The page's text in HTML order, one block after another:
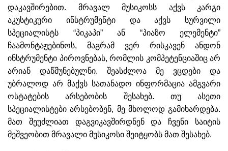
დაკავშირებით. მრავალ მუსიკოსს აქვს კარგი
აკუსტიკური ინსტრუმენტი და აქვს სურვილი
სპეციალისტს “პიკაპი” ან “პიაზო ელემენტი”
ჩაამონტაჟებინოს, მაგრამ ვერ რისკავენ ანდონ
ინსტრუმენტი პიროვნებას, რომლის კომპეტენციაშიც არ
არიან დაწმუნებულნი. შეასძლოა მე ვცდები და
უბრალოდ არ მაქვს სათანადო ინფორმაცია ამგვარი
ოსტატების არსებობის შესახებ. თუ ასეთი
სპეციალისტები არსებობენ, მე მხოლოდ გამიხარდება.
მათ შეუძლიათ დაგვიკავშირდნენ და ჩვენი საიტის
მეშვეობით მრავალი მუსიკოსი შეიტყობს მათ შესახებ.